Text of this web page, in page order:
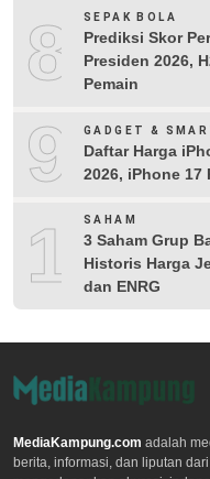
8 SEPAK BOLA
Prediksi Skor
Presiden 2026,
Pemain
9 GADGET &
Daftar Harga
2026, iPhone 17
10
SAHAM
3 Saham Grup
Historis Harga
dan ENRG
MediaKampung.com adalah
berita, informasi, dan liputan